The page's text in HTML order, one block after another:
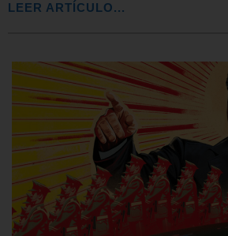
LEER ARTÍCULO...